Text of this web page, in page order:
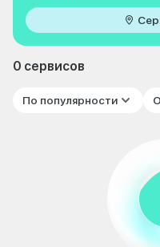
0 сервисов
По популярности